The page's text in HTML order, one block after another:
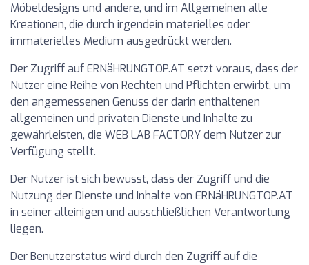
Möbeldesigns und andere, und im Allgemeinen alle
Kreationen, die durch irgendein materielles oder
immaterielles Medium ausgedrückt werden.
Der Zugriff auf ERNäHRUNGTOP.AT setzt voraus, dass der
Nutzer eine Reihe von Rechten und Pflichten erwirbt, um
den angemessenen Genuss der darin enthaltenen
allgemeinen und privaten Dienste und Inhalte zu
gewährleisten, die WEB LAB FACTORY dem Nutzer zur
Verfügung stellt.
Der Nutzer ist sich bewusst, dass der Zugriff und die
Nutzung der Dienste und Inhalte von ERNäHRUNGTOP.AT
in seiner alleinigen und ausschließlichen Verantwortung
liegen.
Der Benutzerstatus wird durch den Zugriff auf die